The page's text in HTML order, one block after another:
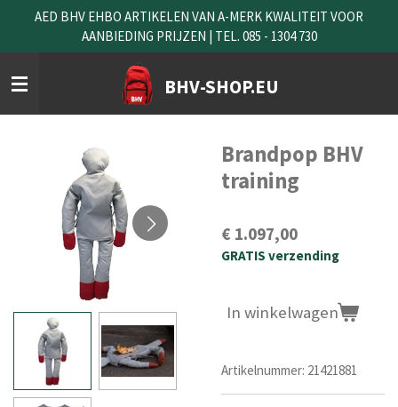
naar
de
hoofdinhoud
BHV-SHOP.EU
AED BHV EHBO ARTIKELEN VAN A-MERK KWALITEIT VOOR
AANBIEDING PRIJZEN | TEL. 085 - 1304 730
Brandpop BHV
training
€ 1.097,00
GRATIS verzending
In winkelwagen
Artikelnummer: 21421881